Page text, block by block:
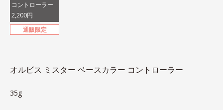
コントローラー
2,200円
通販限定
オルビス ミスター ベースカラー コントローラー
35g